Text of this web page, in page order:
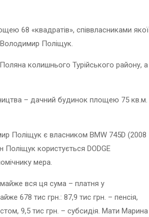
68 «квадратів», співвласниками якої
Поліщук.
колишнього Турійського району, а
– дачний будинок площею 75 кв.м.
Поліщук є власником BMW 745D (2008
Поліщук користується DODGE
мера.
вся ця сума – платня у
678 тис грн.: 87,9 тис грн. – пенсія,
9,5 тис грн. – субсидія. Мати Марина